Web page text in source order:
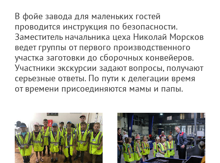
В фойе завода для маленьких гостей
проводится инструкция по безопасности.
Заместитель начальника цеха Николай Морсков
ведет группы от первого производственного
участка заготовки до сборочных конвейеров.
Участники экскурсии задают вопросы, получают
серьезные ответы. По пути к делегации время
от времени присоединяются мамы и папы.